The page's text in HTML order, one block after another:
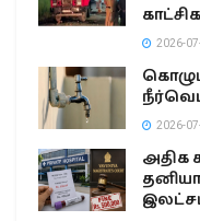
2026-
2026-
அதிக